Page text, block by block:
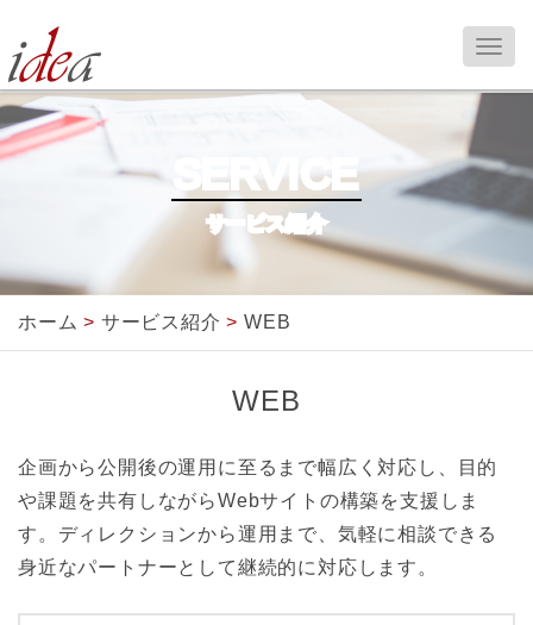
SERVICE
サービス紹介
ホーム > サービス紹介 >WEB
WEB
企画から公開後の運用に至るまで幅広く対応し、目的
や課題を共有しながらWebサイトの構築を支援しま
す。ディレクションから運用まで、気軽に相談できる
身近なパートナーとして継続的に対応します。